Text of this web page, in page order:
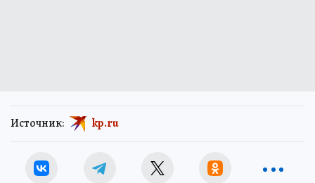
Источник: kp.ru